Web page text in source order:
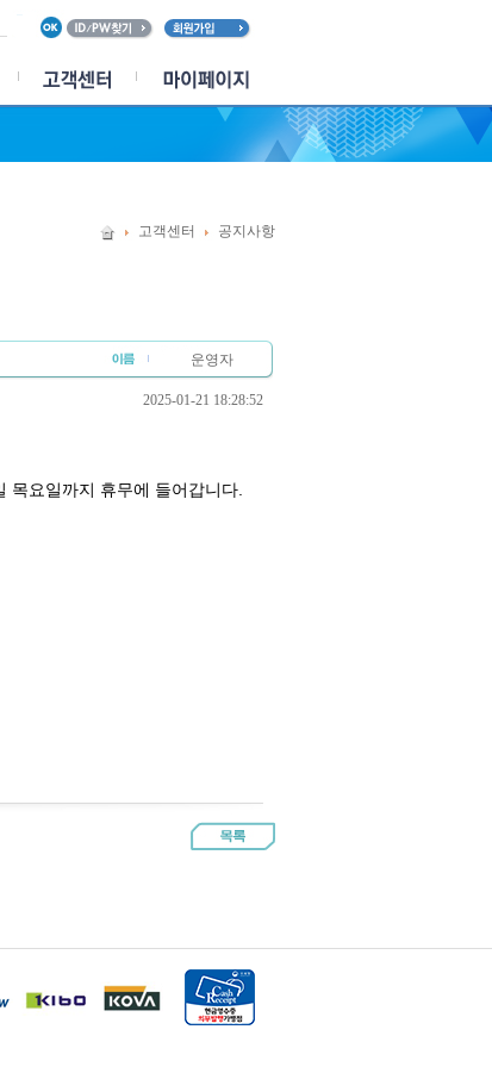
고객센터 공지사항
운영자
2025-01-21 18:28:52
요일까지 휴무에 들어갑니다.